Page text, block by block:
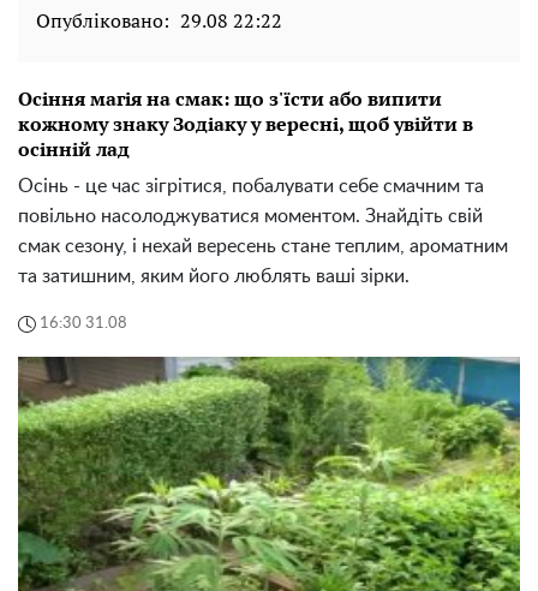
Опубліковано: 29.08 22:22
Осіння магія на смак: що з'їсти або випити
кожному знаку Зодіаку у вересні, щоб увійти в
осінній лад
Осінь - це час зігрітися, побалувати себе смачним та
повільно насолоджуватися моментом. Знайдіть свій
смак сезону, і нехай вересень стане теплим, ароматним
та затишним, яким його люблять ваші зірки.
16:30 31.08